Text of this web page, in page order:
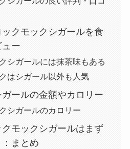
ックモックシガールを食
ー
シガールには抹茶味もある
はシガール以外も人気
ールの金額やカロリー
シガールのカロリー
クモックシガールはまず
まとめ